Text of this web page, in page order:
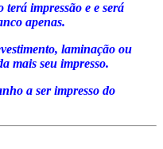
terá impressão e e será
apenas.
laminação ou
mais seu impresso.
a ser impresso do